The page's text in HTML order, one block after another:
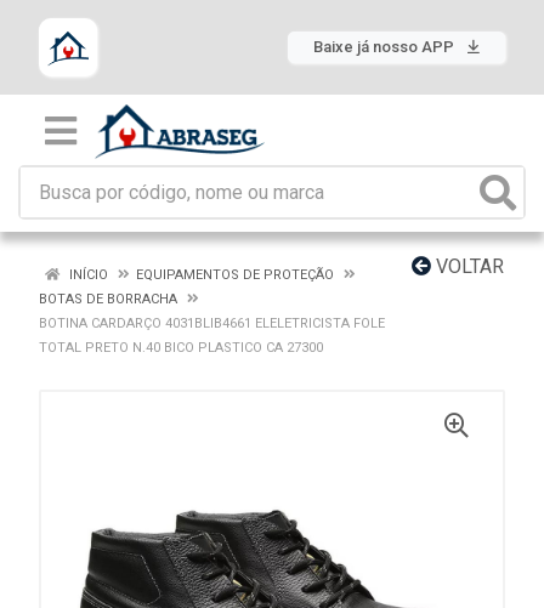
Baixe já nosso APP
VOLTAR
INÍCIO
EQUIPAMENTOS DE PROTEÇÃO
BOTAS DE BORRACHA
BOTINA CARDARÇO 4031BLIB4661 ELELETRICISTA FOLE
TOTAL PRETO N.40 BICO PLASTICO CA 27300